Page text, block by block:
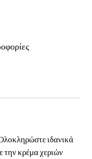
ιδανικά
την κρέμα χεριών